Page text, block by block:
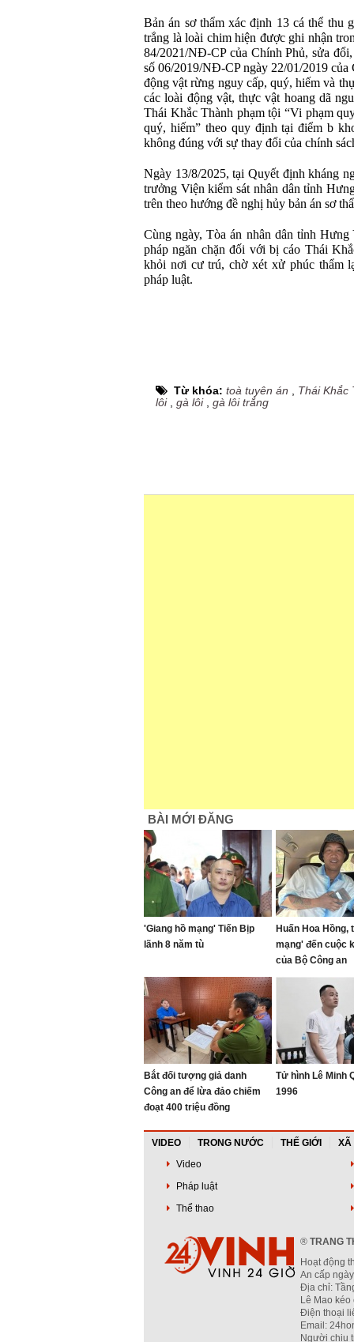
Bản án sơ thẩm xác định 13 cá thể thu
trắng là loài chim hiện được ghi nhận
84/2021/NĐ-CP của Chính Phủ, sửa
số 06/2019/NĐ-CP ngày 22/01/2019
động vật rừng nguy cấp, quý, hiếm và
các loài động vật, thực vật hoang dã
Thái Khắc Thành phạm tội “Vi phạm
quý, hiếm” theo quy định tại điểm b
không đúng với sự thay đổi của chính
Ngày 13/8/2025, tại Quyết định kháng
trưởng Viện kiểm sát nhân dân tỉnh
trên theo hướng đề nghị hủy bản án sơ
Cùng ngày, Tòa án nhân dân tỉnh
pháp ngăn chặn đối với bị cáo Thái
khỏi nơi cư trú, chờ xét xử phúc thẩm
pháp luật.
Từ khóa: toà tuyên án Thái Khắc
lôi, gà lôi, gà lôi trắng
BÀI MỚI ĐĂNG
'Giang hồ mạng' Tiến Bịp
lãnh 8 năm tù
Huấn Hoa Hồng,
mạng' đến cuộc
của Bộ Công an
Bắt đối tượng giả danh
Công an để lừa đảo chiếm
đoạt 400 triệu đồng
Tử hình Lê Minh
1996
VIDEO TRONG NƯỚC THẾ GIỚI XÃ
Video
Pháp luật
Thể thao
® TRANG
Hoạt động
An cấp
Địa chỉ:
Lê Mao
Điện thoại
Email:
Người chịu